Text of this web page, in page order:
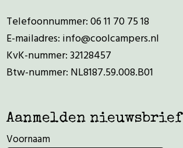
Telefoonnummer:06 11 70 75 18
E-mailadres: info@coolcampers.nl
KvK-nummer: 32128457
Btw-nummer: NL8187.59.008.B01
Aanmelden nieuwsbrief
Voornaam